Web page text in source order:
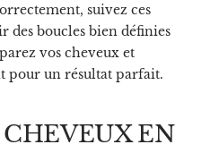
suivez ces
des boucles bien définies
vos cheveux et
pour un résultat parfait.
CHEVEUX EN